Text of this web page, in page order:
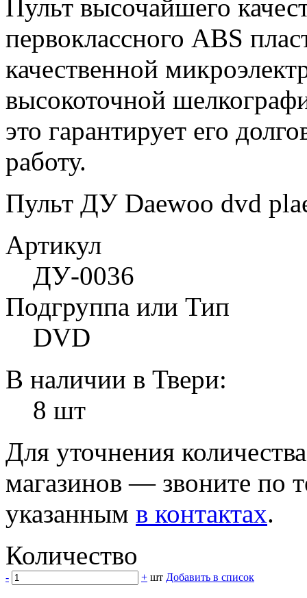
Пульт высочайшего
первоклассного ABS
качественной
высокоточной
это гарантирует его
работу.
Пульт ДУ Daewoo dvd
Артикул
ДУ-0036
Подгруппа или Тип
DVD
В наличии в Твери:
8 шт
Для уточнения
магазинов — звоните по
указанным в контактах.
Количество
- + шт Добавить в список